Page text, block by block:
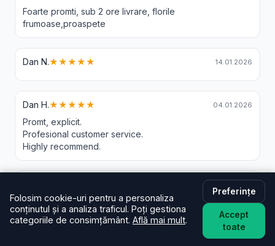
Foarte promti, sub 2 ore livrare, florile
frumoase,proaspete
Dan N.★★★★★ 14.01.2026
Dan H.★★★★★ 04.01.2026
Promt, explicit.
Profesional customer service.
Highly recommend.
Mulțumesc livratorului, m-a așteptat 30 de minute.
05.12.2025
Folosim cookie-uri pentru a personaliza
conținutul și a analiza traficul. Poți gestiona
categoriile de consimțământ. Află mai mult.
Preferințe
Accept
toate